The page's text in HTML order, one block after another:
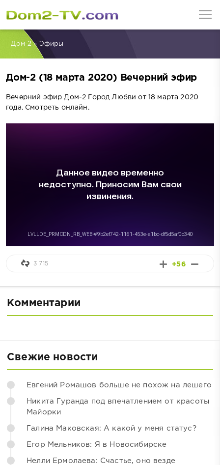
Дом-2» Эфиры
Дом-2 (18 марта 2020) Вечерний эфир
Вечерний эфир Дом-2 Город Любви от 18 марта 2020
года. Смотреть онлайн.
+56
3 715
Комментарии
Свежие новости
Евгений Ромашов больше не похож на лешего
Никита Гуранда под впечатлением от красоты
Майорки
Галина Маковская: А какой у меня статус?
Егор Мельников: Я в Новосибирске
Нелли Ермолаева: Счастье, оно везде